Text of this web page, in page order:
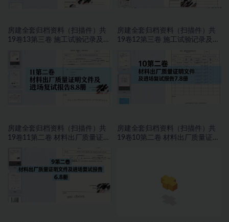
房建全套归档资料（扫描件）共
19卷13第三卷 施工试验记录及检
房建全套归档资料（扫描件）共
19卷12第三卷 施工试验记录及检
房建全套归档资料（扫描件）共
19卷11第二卷 材料出厂质量证明
房建全套归档资料（扫描件）共
19卷10第二卷 材料出厂质量证明